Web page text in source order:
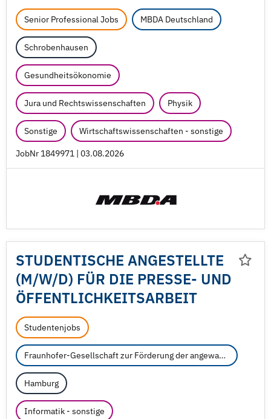
Senior Professional Jobs MBDA Deutschland
Schrobenhausen
Gesundheitsökonomie
Jura und Rechtswissenschaften Physik
Sonstige Wirtschaftswissenschaften - sonstige
JobNr 1849971 | 03.08.2026
STUDENTISCHE ANGESTELLTE
(M/W/D) FÜR DIE PRESSE- UND
ÖFFENTLICHKEITSARBEIT
Studentenjobs
Fraunhofer-Gesellschaft zur Förderung der angewandten Forschung e.V.
Hamburg
Informatik - sonstige